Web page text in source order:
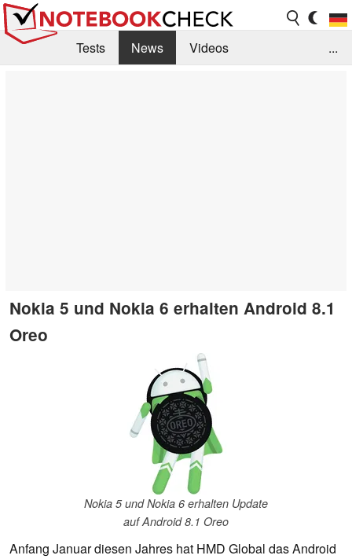
Tests News
Videos
...
Nokia 5 und Nokia 6 erhalten Android 8.1
Oreo
Nokia 5 und Nokia 6 erhalten Update
auf Android 8.1 Oreo
Anfang Januar diesen Jahres hat HMD Global das Android